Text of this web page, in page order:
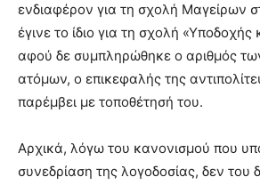
ενδιαφέρον για τη σχολή Μαγείρων
έγινε το ίδιο για τη σχολή «Υποδοχής
αφού δε συμπληρώθηκε ο αριθμός
ατόμων, ο επικεφαλής της
παρέμβει με τοποθέτησή του.
Αρχικά, λόγω του κανονισμού που
συνεδρίαση της λογοδοσίας, δεν του